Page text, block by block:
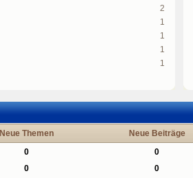
2
1
1
1
1
Neue Themen Neue Beiträge
0 0
0 0